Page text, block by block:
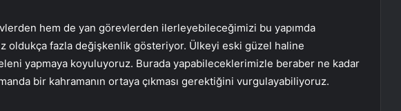
hem de yan görevlerden ilerleyebileceğimizi bu yapımda
oldukça fazla değişkenlik gösteriyor. Ülkeyi eski güzel haline
yapmaya koyuluyoruz. Burada yapabileceklerimizle beraber ne kadar
bir kahramanın ortaya çıkması gerektiğini vurgulayabiliyoruz.